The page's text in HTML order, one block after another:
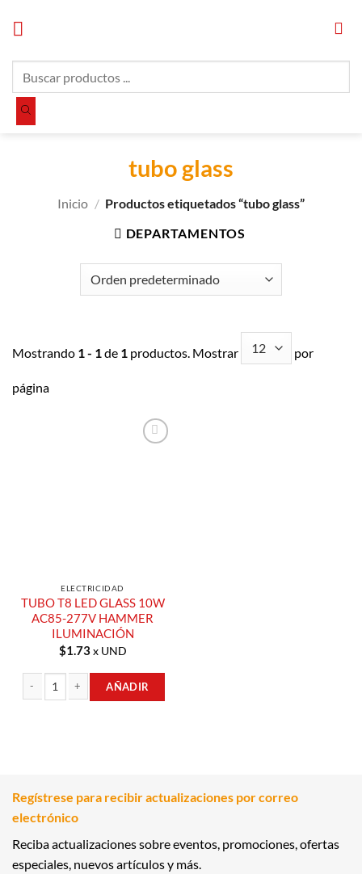
productos
tubo glass
Inicio / Productos etiquetados “tubo glass”
DEPARTAMENTOS
Mostrando 1 - 1 de 1 productos. Mostrar por
página
ELECTRICIDAD
TUBO T8 LED GLASS 10W
AC85-277V HAMMER
ILUMINACIÓN
$1.73x UND
AÑADIR
Regístrese para recibir actualizaciones por correo
electrónico
Reciba actualizaciones sobre eventos, promociones, ofertas
especiales, nuevos artículos y más.